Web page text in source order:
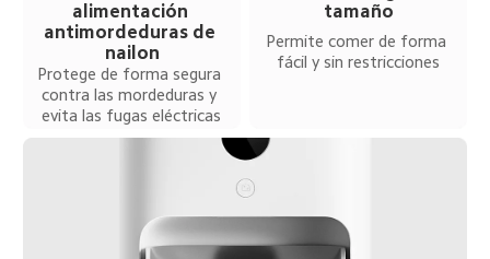
alimentación
antimordeduras de
nailon
Protege de forma segura
contra las mordeduras y
evita las fugas eléctricas
tamaño
Permite comer de forma
fácil y sin restricciones